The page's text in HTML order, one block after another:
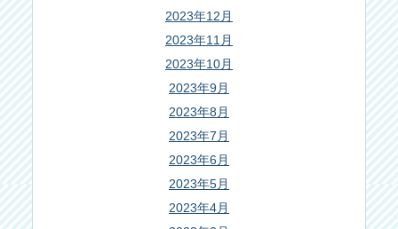
2023年12月
2023年11月
2023年10月
2023年9月
2023年8月
2023年7月
2023年6月
2023年5月
2023年4月